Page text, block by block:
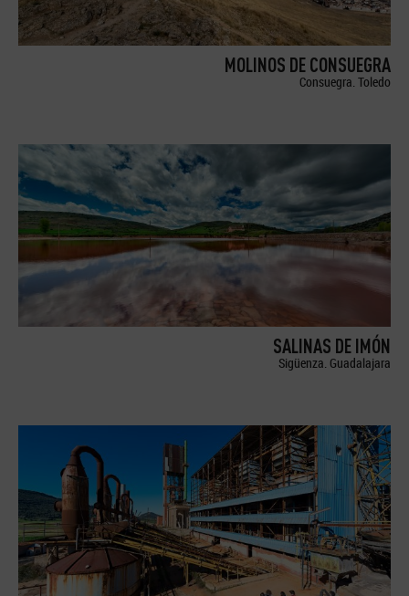
MOLINOS DE CONSUEGRA
Consuegra. Toledo
SALINAS DE IMÓN
Sigüenza. Guadalajara